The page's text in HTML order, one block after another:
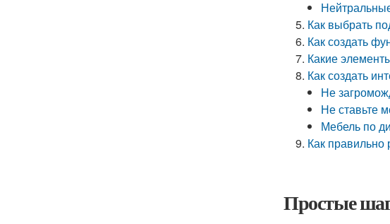
Как выбрать
Как создать
Какие
Как создать
Не
Не ставьте
Мебель по
Как правильно
Простые